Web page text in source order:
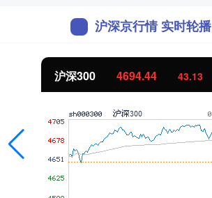
沪深京行情 实时轮播
沪深300 4694.44 43.13